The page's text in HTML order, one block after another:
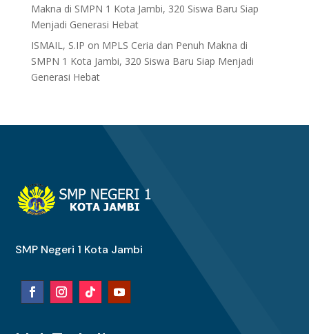
Makna di SMPN 1 Kota Jambi, 320 Siswa Baru Siap
Menjadi Generasi Hebat
ISMAIL, S.IP on MPLS Ceria dan Penuh Makna di
SMPN 1 Kota Jambi, 320 Siswa Baru Siap Menjadi
Generasi Hebat
SMP Negeri 1 Kota Jambi